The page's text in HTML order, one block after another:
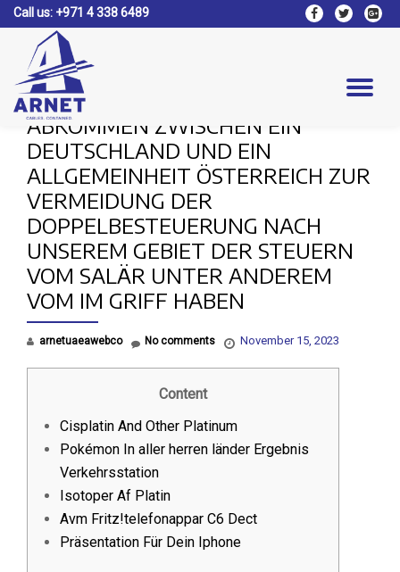
content
Call us: +971 4 338 6489
fa-
facebook
fa-
twitter
fa-
ABKOMMEN ZWISCHEN EIN
DEUTSCHLAND UND EIN
ALLGEMEINHEIT ÖSTERREICH ZUR
VERMEIDUNG DER
DOPPELBESTEUERUNG NACH
UNSEREM GEBIET DER STEUERN
VOM SALÄR UNTER ANDEREM
VOM IM GRIFF HABEN
arnetuaeawebco November 15, 2023
No comments
Content
Cisplatin And Other Platinum
Pokémon In aller herren länder Ergebnis
Verkehrsstation
Isotoper Af Platin
Avm Fritz!telefonappar C6 Dect
Präsentation Für Dein Iphone